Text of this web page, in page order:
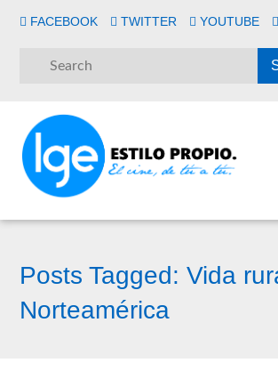
FACEBOOK TWITTER YOUTUBE
Posts Tagged: Vida
Norteamérica